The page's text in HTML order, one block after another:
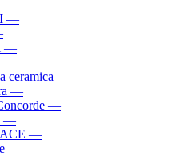
—
—
ceramica —
—
—
—
—